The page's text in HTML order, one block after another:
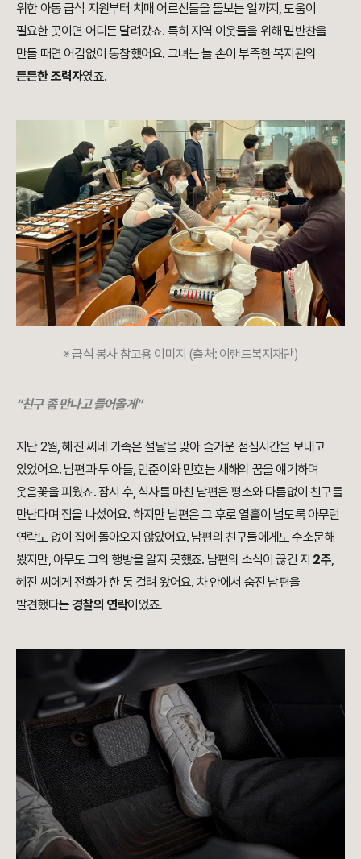
위한 아동 급식 지원부터 치매 어르신들을 돌보는 일까지, 도움이
필요한 곳이면 어디든 달려갔죠. 특히 지역 이웃들을 위해 밑반찬을
만들 때면 어김없이 동참했어요. 그녀는 늘 손이 부족한 복지관의
든든한 조력자였죠.
※ 급식 봉사 참고용 이미지 (출처: 이랜드복지재단)
“친구 좀 만나고 들어올게”
지난 2월, 혜진 씨네 가족은 설날을 맞아 즐거운 점심시간을 보내고
있었어요. 남편과 두 아들, 민준이와 민호는 새해의 꿈을 얘기하며
웃음꽃을 피웠죠. 잠시 후, 식사를 마친 남편은 평소와 다름없이 친구를
만난다며 집을 나섰어요. 하지만 남편은 그 후로 열흘이 넘도록 아무런
연락도 없이 집에 돌아오지 않았어요. 남편의 친구들에게도 수소문해
봤지만, 아무도 그의 행방을 알지 못했죠. 남편의 소식이 끊긴 지 2주,
혜진 씨에게 전화가 한 통 걸려 왔어요. 차 안에서 숨진 남편을
발견했다는경찰의 연락이었죠.